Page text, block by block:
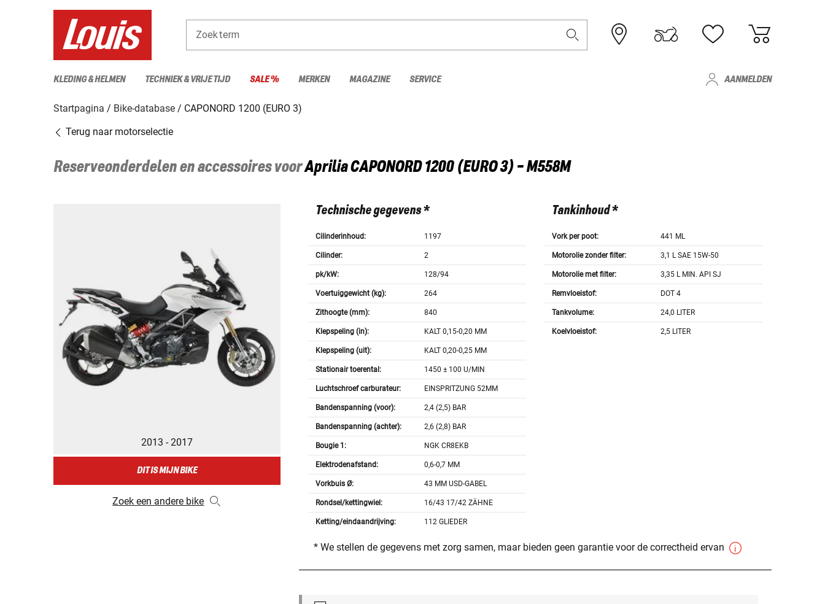
Zoekterm
KLEDING & HELMEN TECHNIEK & VRIJE TIJD SALE % MERKEN MAGAZINE SERVICE AANMELDEN
Startpagina Bike-database
CAPONORD 1200 (EURO 3)
Terug naar motorselectie
Reserveonderdelen en accessoires voorApriliaCAPONORD 1200 (EURO 3) - M558M
2013 - 2017
DIT IS MIJN BIKE
Zoek een andere bike
Technische gegevens *
Cilinderinhoud: 1197
Cilinder: 2
pk/kW: 128/94
Voertuiggewicht (kg): 264
Zithoogte (mm): 840
Klepspeling (in): KALT 0,15-0,20 MM
Klepspeling (uit): KALT 0,20-0,25 MM
Stationair toerental: 1450 ± 100 U/MIN
Luchtschroef carburateur: EINSPRITZUNG 52MM
Bandenspanning (voor): 2,4 (2,5) BAR
Bandenspanning (achter): 2,6 (2,8) BAR
Bougie 1: NGK CR8EKB
Elektrodenafstand: 0,6-0,7 MM
Vorkbuis Ø: 43 MM USD-GABEL
Rondsel/kettingwiel: 16/43 17/42 ZÄHNE
Ketting/eindaandrijving: 112 GLIEDER
Tankinhoud *
Vork per poot: 441 ML
Motorolie zonder filter: 3,1 L SAE 15W-50
Motorolie met filter: 3,35 L MIN. API SJ
Remvloeistof: DOT 4
Tankvolume: 24,0 LITER
Koelvloeistof: 2,5 LITER
* We stellen de gegevens met zorg samen, maar bieden geen garantie voor de correctheid ervan